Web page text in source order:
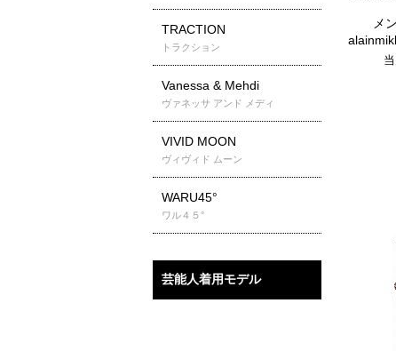
TRACTION
トラクション
Vanessa & Mehdi
ヴァネッサ アンド メディ
VIVID MOON
ヴィヴィド ムーン
WARU45°
ワル４５°
芸能人着用モデル
メ